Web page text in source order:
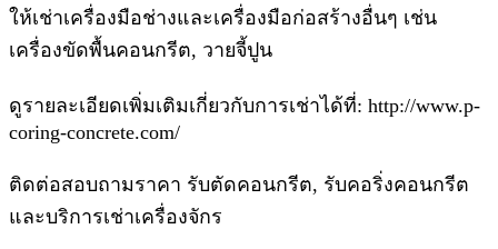
ให้เช่าเครื่องมือช่างและเครื่องมือก่อสร้างอื่นๆ เช่น
เครื่องขัดพื้นคอนกรีต, วายจี้ปูน
ดูรายละเอียดเพิ่มเติมเกี่ยวกับการเช่าได้ที่: http://www.p-
coring-concrete.com/
ติดต่อสอบถามราคา รับตัดคอนกรีต, รับคอริ่งคอนกรีต
และบริการเช่าเครื่องจักร